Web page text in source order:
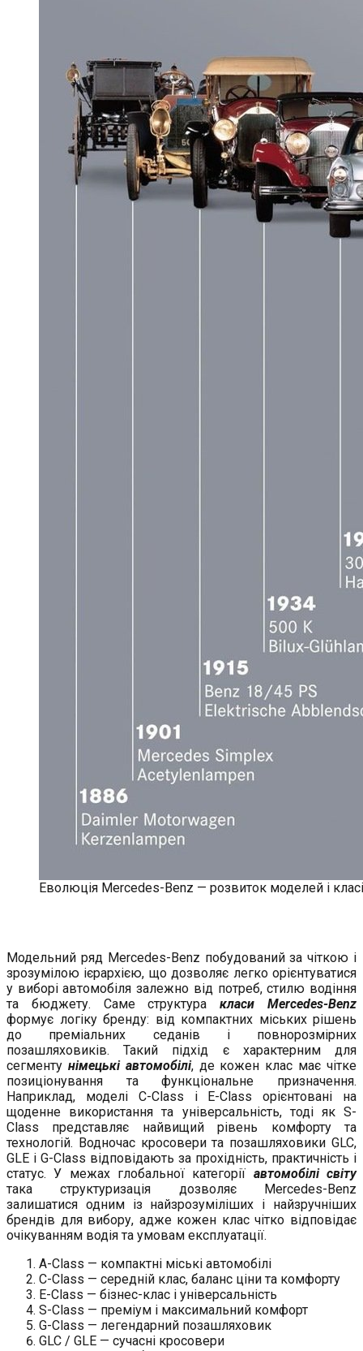
Еволюція Mercedes-Benz — розвиток моделей і
Модельний ряд Mercedes-Benz побудований за чіткою і
зрозумілою ієрархією, що дозволяє легко орієнтуватися
у виборі автомобіля залежно від потреб, стилю водіння
та бюджету. Саме структуракласи Mercedes-Benz
формує логіку бренду: від компактних міських рішень
до преміальних седанів і повнорозмірних
позашляховиків. Такий підхід є характерним для
сегменту німецькі автомобілі, де кожен клас має чітке
позиціонування та функціональне призначення.
Наприклад, моделі C-Class і E-Class орієнтовані на
щоденне використання та універсальність, тоді як S-
Class представляє найвищий рівень комфорту та
технологій. Водночас кросовери та позашляховики GLC,
GLE і G-Class відповідають за прохідність, практичність і
статус. У межах глобальної категорії автомобілі світу
така структуризація дозволяє Mercedes-Benz
залишатися одним із найзрозуміліших і найзручніших
брендів для вибору, адже кожен клас чітко відповідає
очікуванням водія та умовам експлуатації.
A-Class — компактні міські автомобілі
C-Class — середній клас, баланс ціни та комфорту
E-Class — бізнес-клас і універсальність
S-Class — преміум і максимальний комфорт
G-Class — легендарний позашляховик
GLC / GLE — сучасні кросовери